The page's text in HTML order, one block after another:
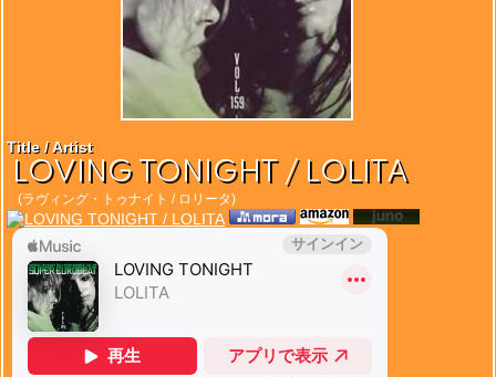
Title / Artist
LOVING TONIGHT / LOLITA
(ラヴィング・トゥナイト / ロリータ)